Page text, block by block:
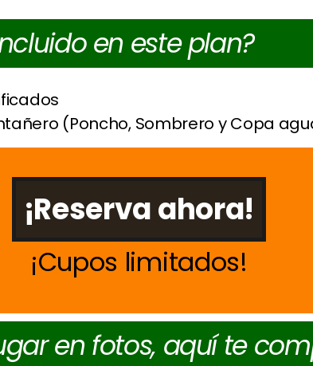
en este plan?
(Poncho, Sombrero y Copa
¡Reserva ahora!
Cupos limitados
en fotos, aquí te